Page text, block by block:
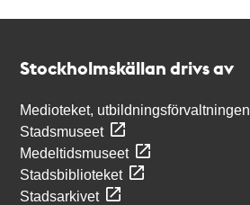
Stockholmskällan drivs av
Medioteket, utbildningsförvaltningen
Stadsmuseet
Medeltidsmuseet
Stadsbiblioteket
Stadsarkivet